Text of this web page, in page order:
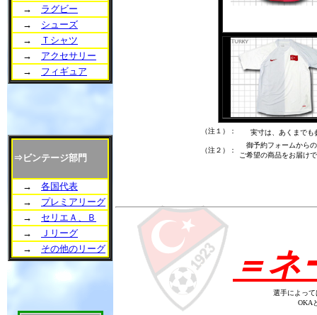
→ ラグビー
→ シューズ
→
Ｔシャツ
→ アクセサリー
→ フィギュア
⇒ビンテージ部門
→ 各国代表
→ プレミアリーグ
→ セリエＡ、Ｂ
→
Ｊリーグ
→ その他のリーグ
（注１）： 実寸は、あくまでも
（注２）：
御予約フォームから
ご希望の商品をお届け
＝
選手によっ
OKA